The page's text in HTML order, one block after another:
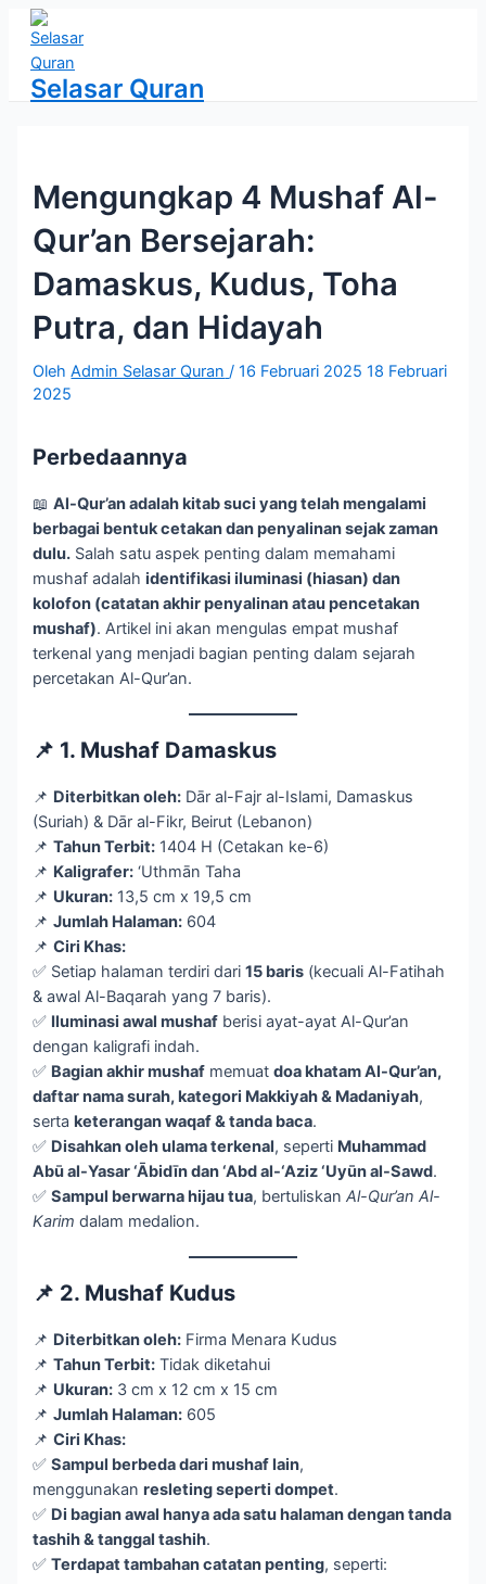
Lewati
konten
Selasar Quran
Mengungkap 4 Mushaf Al-
Qur’an Bersejarah:
Damaskus, Kudus, Toha
Putra, dan Hidayah
OlehAdmin Selasar Quran /16 Februari 2025 18 Februari
2025
Perbedaannya
📖Al-Qur’an adalah kitab suci yang telah mengalami
berbagai bentuk cetakan dan penyalinan sejak zaman
dulu. Salah satu aspek penting dalam memahami
mushaf adalahidentifikasi iluminasi (hiasan) dan
kolofon (catatan akhir penyalinan atau pencetakan
mushaf). Artikel ini akan mengulas empat mushaf
terkenal yang menjadi bagian penting dalam sejarah
percetakan Al-Qur’an.
📌 1. Mushaf Damaskus
📌 Diterbitkan oleh: Dār al-Fajr al-Islami, Damaskus
(Suriah) & Dār al-Fikr, Beirut (Lebanon)
📌Tahun Terbit: 1404 H (Cetakan ke-6)
📌 Kaligrafer: ‘Uthmān Taha
📌 Ukuran: 13,5 cm x 19,5 cm
📌Jumlah Halaman: 604
📌Ciri Khas:
✅ Setiap halaman terdiri dari15 baris (kecuali Al-Fatihah
& awal Al-Baqarah yang 7 baris).
✅ Iluminasi awal mushaf berisi ayat-ayat Al-Qur’an
dengan kaligrafi indah.
✅ Bagian akhir mushaf memuatdoa khatam Al-Qur’an,
daftar nama surah, kategori Makkiyah & Madaniyah,
sertaketerangan waqaf & tanda baca.
✅ Disahkan oleh ulama terkenal, seperti Muhammad
Abū al-Yasar ‘Ābidīn dan ‘Abd al-‘Aziz ‘Uyūn al-Sawd.
✅Sampul berwarna hijau tua, bertuliskanAl-Qur’an Al-
Karim dalam medalion.
📌 2. Mushaf Kudus
📌 Diterbitkan oleh: Firma Menara Kudus
📌Tahun Terbit: Tidak diketahui
📌 Ukuran: 3 cm x 12 cm x 15 cm
📌Jumlah Halaman: 605
📌Ciri Khas:
✅Sampul berbeda dari mushaf lain,
menggunakanresleting seperti dompet.
✅ Di bagian awal hanya ada satu halaman dengan tanda
tashih & tanggal tashih.
✅Terdapat tambahan catatan penting, seperti: